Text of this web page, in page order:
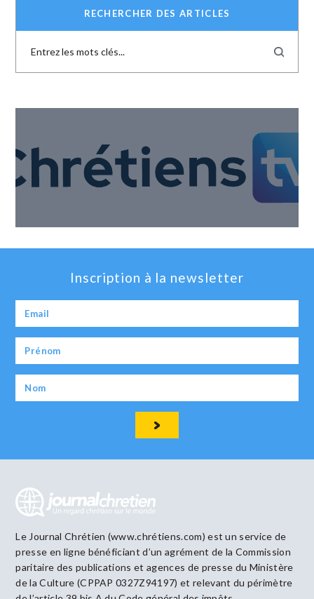
RECHERCHER DES ARTICLES
Inscription à la newsletter
Le Journal Chrétien (www.chrétiens.com) est un service de
presse en ligne bénéficiant d’un agrément de la Commission
paritaire des publications et agences de presse du Ministère
de la Culture (CPPAP 0327Z94197) et relevant du périmètre